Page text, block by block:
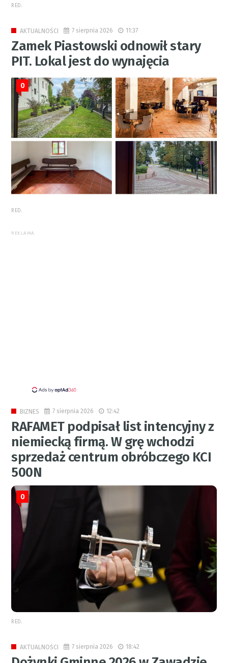
RED.
AKTUALNOŚCI 7 sierpnia 2026 11:37
Zamek Piastowski odnowił stary
PIT. Lokal jest do wynajęcia
0
RED.
REKLAMA
BIZNES 7 sierpnia 2026 12:42
RAFAMET podpisał list intencyjny z
niemiecką firmą. W grę wchodzi
sprzedaż centrum obróbczego KCI
500N
0
RED.
AKTUALNOŚCI 7 sierpnia 2026 18:42